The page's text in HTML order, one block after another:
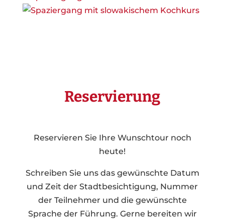
Reservierung
Reservieren Sie Ihre Wunschtour noch
heute!
Schreiben Sie uns das gewünschte Datum
und Zeit der Stadtbesichtigung, Nummer
der Teilnehmer und die gewünschte
Sprache der Führung. Gerne bereiten wir